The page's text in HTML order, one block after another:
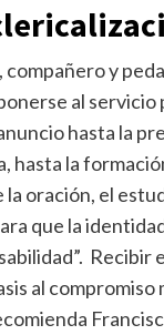
y
al servicio
hasta la
hasta la
oración, el
que la
Recibir
al